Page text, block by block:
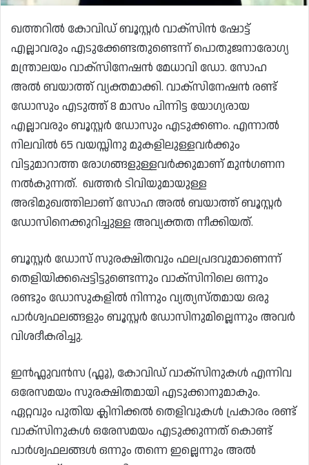
ഖത്തറിൽ കോവിഡ് ബൂസ്റ്റർ വാക്സിൻ ഷോട്ട്
എല്ലാവരും എടുക്കേണ്ടതുണ്ടെന്ന് പൊതുജനാരോഗ്യ
മന്ത്രാലയം വാക്സിനേഷൻ മേധാവി ഡോ. സോഹ
അൽ ബയാത്ത് വ്യക്തമാക്കി. വാക്സിനേഷൻ രണ്ട്
ഡോസും എടുത്ത് 8 മാസം പിന്നിട്ട യോഗ്യരായ
എല്ലാവരും ബൂസ്റ്റർ ഡോസും എടുക്കണം. എന്നാൽ
നിലവിൽ 65 വയസ്സിനു മുകളിലുള്ളവർക്കും
വിട്ടുമാറാത്ത രോഗങ്ങളുള്ളവർക്കുമാണ് മുൻഗണന
നൽകുന്നത്. ഖത്തർ ടിവിയുമായുള്ള
അഭിമുഖത്തിലാണ് സോഹ അൽ ബയാത്ത് ബൂസ്റ്റർ
ഡോസിനെക്കുറിച്ചുള്ള അവ്യക്തത നീക്കിയത്.
ബൂസ്റ്റർ ഡോസ് സുരക്ഷിതവും ഫലപ്രദവുമാണെന്ന്
തെളിയിക്കപ്പെട്ടിട്ടുണ്ടെന്നും വാക്സിനിലെ ഒന്നും
രണ്ടും ഡോസുകളിൽ നിന്നും വ്യത്യസ്തമായ ഒരു
പാർശ്വഫലങ്ങളും ബൂസ്റ്റർ ഡോസിനുമില്ലെന്നും അവർ
വിശദീകരിച്ചു.
ഇൻഫ്ലുവൻസ (ഫ്ലൂ), കോവിഡ് വാക്സിനുകൾ എന്നിവ
ഒരേസമയം സുരക്ഷിതമായി എടുക്കാനുമാകും.
ഏറ്റവും പുതിയ ക്ലിനിക്കൽ തെളിവുകൾ പ്രകാരം രണ്ട്
വാക്സിനുകൾ ഒരേസമയം എടുക്കുന്നത് കൊണ്ട്
പാർശ്വഫലങ്ങൾ ഒന്നും തന്നെ ഇല്ലെന്നും അൽ